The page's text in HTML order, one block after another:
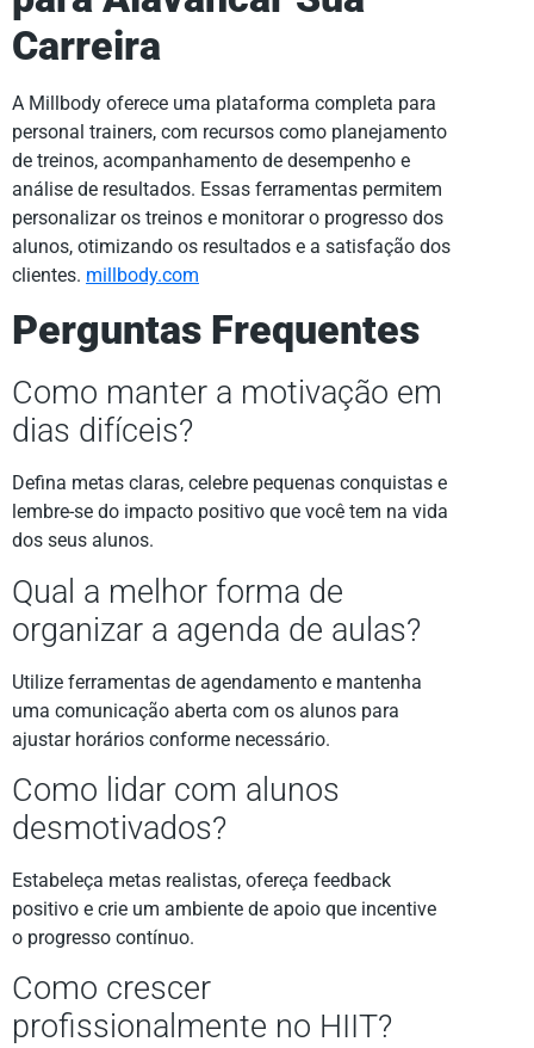
Carreira
A Millbody oferece uma plataforma completa para
personal trainers, com recursos como planejamento
de treinos, acompanhamento de desempenho e
análise de resultados. Essas ferramentas permitem
personalizar os treinos e monitorar o progresso dos
alunos, otimizando os resultados e a satisfação dos
clientes. millbody.com
Perguntas Frequentes
Como manter a motivação em
dias difíceis?
Defina metas claras, celebre pequenas conquistas e
lembre-se do impacto positivo que você tem na vida
dos seus alunos.
Qual a melhor forma de
organizar a agenda de aulas?
Utilize ferramentas de agendamento e mantenha
uma comunicação aberta com os alunos para
ajustar horários conforme necessário.
Como lidar com alunos
desmotivados?
Estabeleça metas realistas, ofereça feedback
positivo e crie um ambiente de apoio que incentive
o progresso contínuo.
Como crescer
profissionalmente no HIIT?